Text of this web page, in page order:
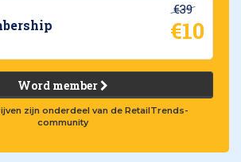
€39
€10
Word member
zijn onderdeel van de RetailTrends-
community